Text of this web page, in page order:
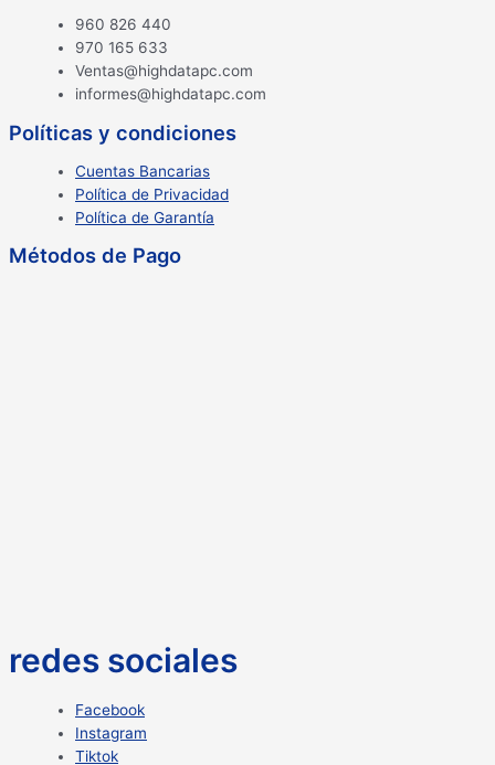
960 826 440
970 165 633
Ventas@highdatapc.com
informes@highdatapc.com
Políticas y condiciones
Cuentas Bancarias
Política de Privacidad
Política de Garantía
Métodos de Pago
redes sociales
Facebook
Instagram
Tiktok